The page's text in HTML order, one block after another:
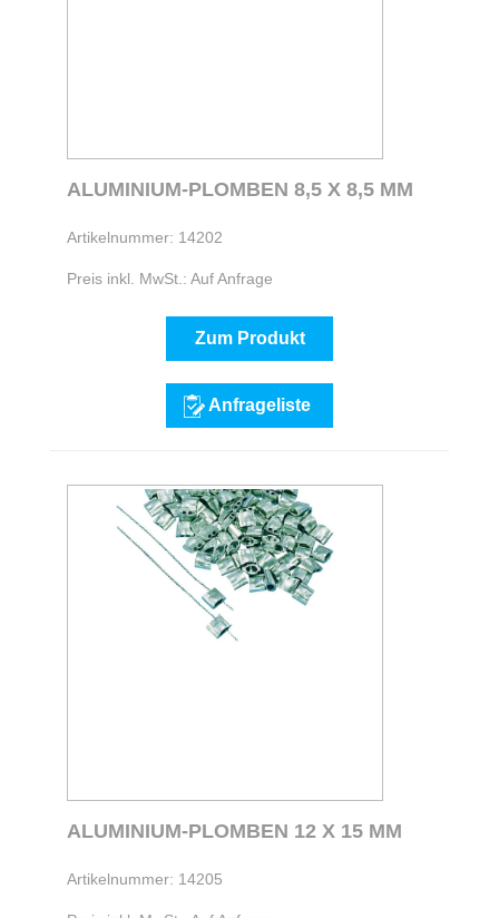
ALUMINIUM-PLOMBEN 8,5 X 8,5 MM
Artikelnummer: 14202
Preis inkl. MwSt.: Auf Anfrage
Zum Produkt
Anfrageliste
ALUMINIUM-PLOMBEN 12 X 15 MM
Artikelnummer: 14205